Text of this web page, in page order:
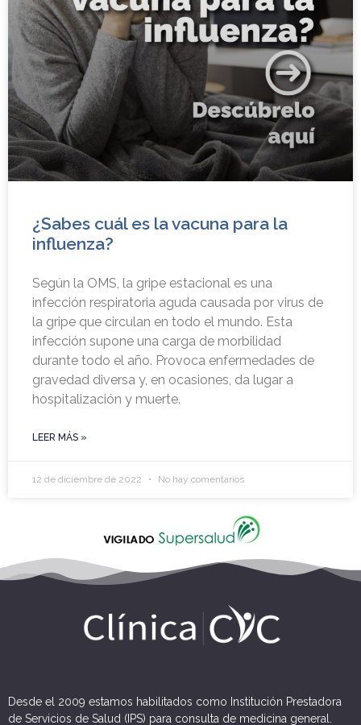
¿Sabes cuál es la vacuna para la
influenza?
Según la OMS, la gripe estacional es una
infección respiratoria aguda causada por virus de
la gripe que circulan en todo el mundo. Esta
infección supone una carga de morbilidad
durante todo el año. Provoca enfermedades de
gravedad diversa y, en ocasiones, da lugar a
hospitalización y muerte.
LEER MÁS »
12 de diciembre de 2022 No hay comentarios
Desde el 2009 estamos habilitados como Institución Prestadora
de Servicios de Salud (IPS) para consulta de medicina general.